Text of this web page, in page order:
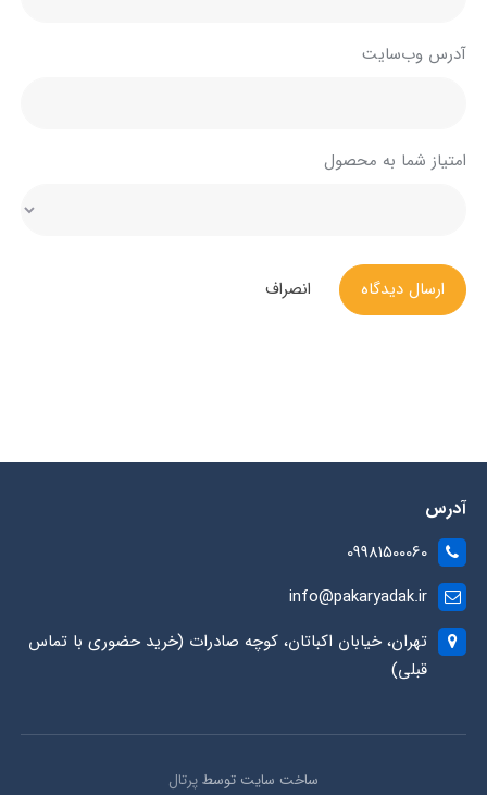
آدرس وب‌سایت
امتیاز شما به محصول
ارسال دیدگاه انصراف
آدرس
09981500060
info@pakaryadak.ir
تهران، خیابان اکباتان، کوچه صادرات (خرید حضوری با تماس
قبلی)
ساخت سایت توسطپرتال